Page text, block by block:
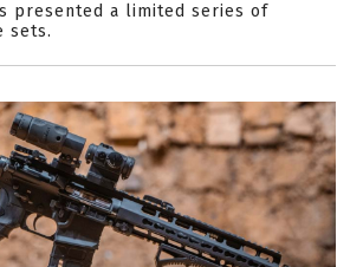
presented a limited series of
sets.